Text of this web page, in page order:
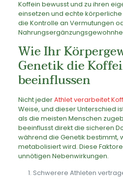
Koffein bewusst und zu ihren
einsetzen und echte
die Kontrolle an Vermutungen
Wie Ihr
Genetik die
beeinflussen
Nicht jederAthlet verarbeitet
Weise, und dieser Unterschied
als die meisten Menschen
beeinflusst direkt die sicheren
während die Genetik bestimmt,
metabolisiert wird. Diese
unnötigen Nebenwirkungen.
Schwerere Athleten